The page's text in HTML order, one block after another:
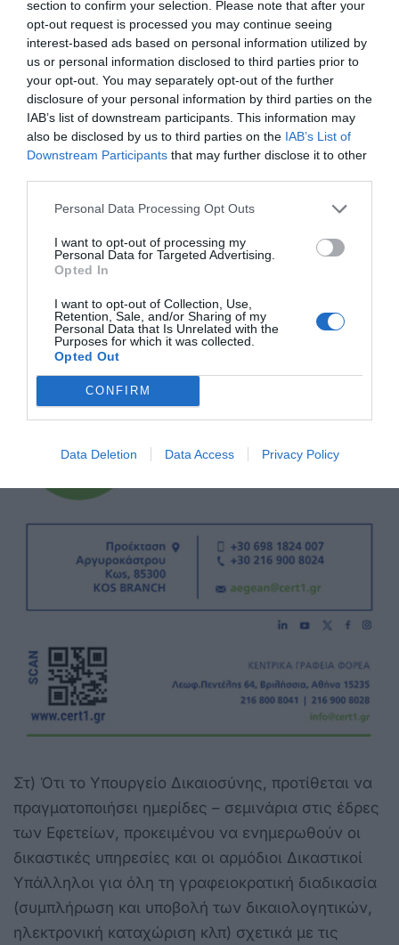
section to confirm your selection. Please note that after your
opt-out request is processed you may continue seeing
interest-based ads based on personal information utilized by
us or personal information disclosed to third parties prior to
your opt-out. You may separately opt-out of the further
disclosure of your personal information by third parties on the
IAB’s list of downstream participants. This information may
also be disclosed by us to third parties on the IAB’s List of
Downstream Participants that may further disclose it to other
Personal Data Processing Opt Outs
I want to opt-out of processing my
Personal Data for Targeted Advertising.
Opted In
I want to opt-out of Collection, Use,
Retention, Sale, and/or Sharing of my
Personal Data that Is Unrelated with the
Purposes for which it was collected.
Opted Out
CONFIRM
Data Deletion Data Access Privacy Policy
Ε) Ότι στα πλαίσια πολυνομοσχεδίου του
Υπουργείου Δικαιοσύνης, θα προωθηθούν
διατάξεις τροποποίησης άρθρων του Κώδικα
Δικαστικών Υπαλλήλων, αποδεχόμενος σχετικό
αίτημα της ΟΔΥΕ.
Η θέση της ΟΔΥΕ: Λαμβάνοντας υπόψη τα
Κώδικα Δικαστικών Υπαλλήλων, κυρίως σε σχέση
με τα ζητήματα αξιολόγησης και κρίσεων, λόγω
των δυσλειτουργιών που διαπιστώθηκαν στην
πράξη.
Στ) Ότι το Υπουργείο Δικαιοσύνης, προτίθεται να
πραγματοποιήσει ημερίδες – σεμινάρια στις έδρες
των Εφετείων, προκειμένου να ενημερωθούν οι
δικαστικές υπηρεσίες και οι αρμόδιοι Δικαστικοί
Υπάλληλοι για όλη τη γραφειοκρατική διαδικασία
(συμπλήρωση και υποβολή των δικαιολογητικών,
ηλεκτρονική καταχώριση κλπ) σχετικά με τις